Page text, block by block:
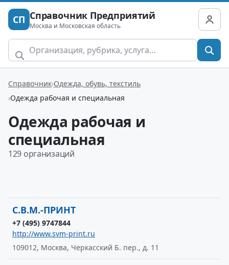
СП Справочник Предприятий
Москва и Московская область
Справочник Одежда, обувь, текстиль
Одежда рабочая и специальная
Одежда рабочая и
специальная
129 организаций
C.B.M.-ПРИНТ
+7 (495) 9747844
http://www.svm-print.ru
109012, Москва, Черкасский Б. пер., д. 11